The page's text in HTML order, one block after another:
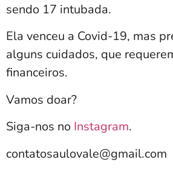
sendo 17 intubada.
Ela venceu a Covid-19, mas
alguns cuidados, que
financeiros.
Vamos doar?
Siga-nos no Instagram.
contatosaulovale@gmail.com